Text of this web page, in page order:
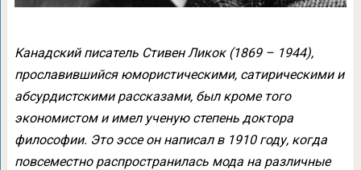
Канадский писатель Стивен Ликок (1869 – 1944),
прославившийся юмористическими, сатирическими и
абсурдистскими рассказами, был кроме того
экономистом и имел ученую степень доктора
философии. Это эссе он написал в 1910 году, когда
повсеместно распространилась мода на различные